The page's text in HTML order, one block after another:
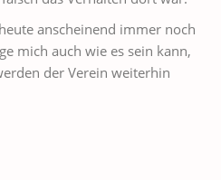
anscheinend immer noch
mich auch wie es sein kann,
der Verein weiterhin